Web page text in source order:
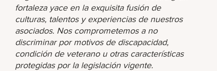
fortaleza yace en la exquisita fusión de
culturas, talentos y experiencias de nuestros
asociados. Nos comprometemos a no
discriminar por motivos de discapacidad,
condición de veterano u otras características
protegidas por la legislación vigente.